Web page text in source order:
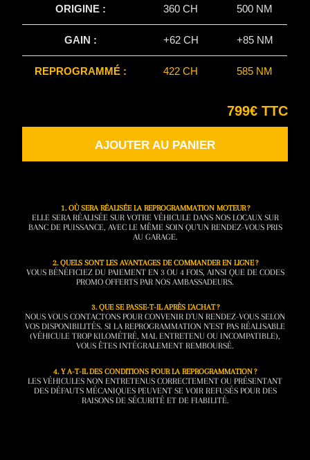
ORIGINE : 360 CH 500 NM
GAIN : +62 CH +85 NM
REPROGRAMMÉ : 422 CH 585 NM
799€ TTC
AJOUTER AU PANIER
1. OÙ SERA RÉALISÉE LA REPROGRAMMATION MOTEUR ?
ELLE SERA RÉALISÉE SUR VOTRE VÉHICULE DANS NOS LOCAUX SUR
BANC DE PUISSANCE, AVEC LE MÊME SOIN QU’UN RENDEZ-VOUS PRIS
AU GARAGE.
2. QUELS SONT LES AVANTAGES DE COMMANDER EN LIGNE ?
VOUS BÉNÉFICIEZ DU PAIEMENT EN 3 OU 4 FOIS, AINSI QUE DE CODES
PROMO OFFERTS PAR NOS AMBASSADEURS.
3. QUE SE PASSE-T-IL APRÈS L’ACHAT ?
NOUS VOUS CONTACTONS POUR CONVENIR D’UN RENDEZ-VOUS SELON
VOS DISPONIBILITÉS. SI LA REPROGRAMMATION N’EST PAS RÉALISABLE
(VÉHICULE TROP KILOMÉTRÉ, MAL ENTRETENU OU INCOMPATIBLE),
VOUS ÊTES INTÉGRALEMENT REMBOURSÉ.
4. Y A-T-IL DES CONDITIONS POUR LA REPROGRAMMATION ?
LES VÉHICULES NON ENTRETENUS CORRECTEMENT OU PRÉSENTANT
DES DÉFAUTS MÉCANIQUES PEUVENT SE VOIR REFUSÉS POUR DES
RAISONS DE SÉCURITÉ ET DE FIABILITÉ.